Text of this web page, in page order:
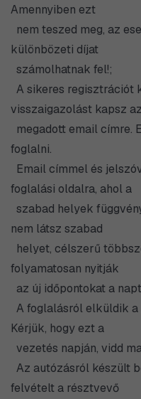
Amennyiben ezt
nem teszed meg, az
különbözeti díjat
számolhatnak fel!;
A sikeres regisztrációt
visszaigazolást kapsz
megadott email címre.
foglalni.
Email címmel és
foglalási oldalra, ahol a
szabad helyek
nem látsz szabad
helyet, célszerű
folyamatosan nyitják
az új időpontokat a
A foglalásról elküldik a
Kérjük, hogy ezt a
vezetés napján, vidd
Az autózásról készült
felvételt a résztvevő